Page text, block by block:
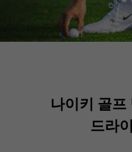
나이키 골프
드라